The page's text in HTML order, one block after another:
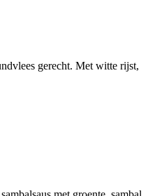
gerecht. Met witte rijst,